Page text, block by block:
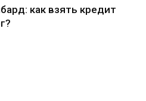
как взять кредит